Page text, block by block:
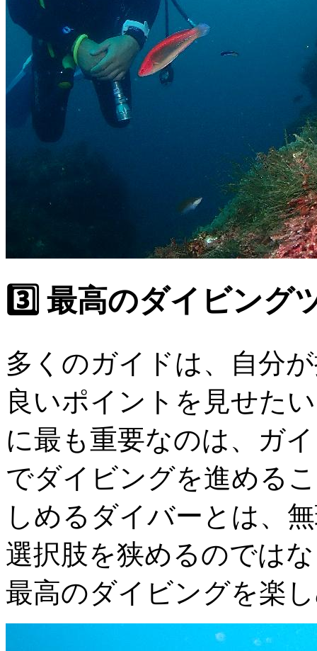
3️⃣ 最高のダイビング
多くのガイドは、自分
良いポイントを見せた
に最も重要なのは、ガ
でダイビングを進める
しめるダイバーとは、
選択肢を狭めるのでは
最高のダイビングを楽